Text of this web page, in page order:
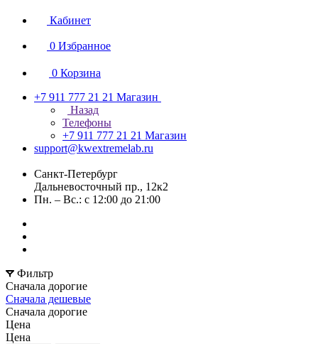
Кабинет
0 Избранное
0 Корзина
+7 911 777 21 21 Магазин
Назад
Телефоны
+7 911 777 21 21 Магазин
support@kwextremelab.ru
Санкт-Петербург
Дальневосточный пр., 12к2
Пн. – Вс.: с 12:00 до 21:00
Фильтр
Сначала дорогие
Сначала дешевые
Сначала дорогие
Цена
Цена